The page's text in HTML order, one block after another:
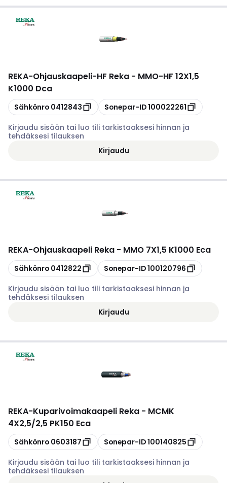
REKA-Ohjauskaapeli-HF Reka - MMO-HF 12X1,5
K1000 Dca
Kopioi
Sähkönro 0412843 Kopioi
Sonepar-ID100022261
Kirjaudu sisään tai luo tili tarkistaaksesi hinnan ja
tehdäksesi tilauksen
Kirjaudu
REKA-Ohjauskaapeli Reka - MMO 7X1,5 K1000 Eca
Kopioi
Sähkönro 0412822 Kopioi
Sonepar-ID100120796
Kirjaudu sisään tai luo tili tarkistaaksesi hinnan ja
tehdäksesi tilauksen
Kirjaudu
REKA-Kuparivoimakaapeli Reka - MCMK
4X2,5/2,5 PK150 Eca
Kopioi
Sähkönro 0603187 Kopioi
Sonepar-ID100140825
Kirjaudu sisään tai luo tili tarkistaaksesi hinnan ja
tehdäksesi tilauksen